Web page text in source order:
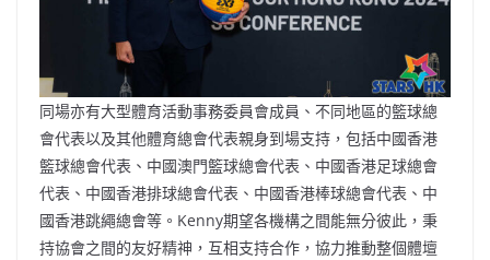
同場亦有大型體育活動事務委員會成員、不同地區的籃球總
會代表以及其他體育總會代表親身到場支持，包括中國香港
籃球總會代表、中國澳門籃球總會代表、中國香港足球總會
代表、中國香港排球總會代表、中國香港棒球總會代表、中
國香港跳繩總會等。Kenny期望各機構之間能無分彼此，秉
持協會之間的友好精神，互相支持合作，協力推動整個體壇